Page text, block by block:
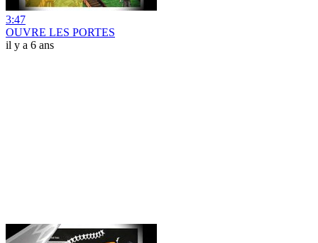
3:47
OUVRE LES PORTES
il y a 6 ans